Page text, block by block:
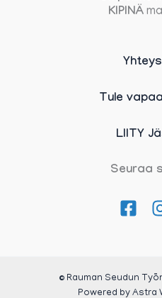
KIPINÄ
Tule
LIITY
Seuraa
© Rauman Seudun
Powered by Astra